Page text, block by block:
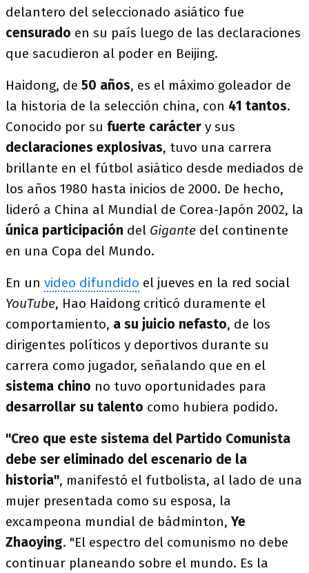
delantero del seleccionado asiático fue
censurado en su país luego de las declaraciones
que sacudieron al poder en Beijing.
Haidong, de 50 años, es el máximo goleador de
la historia de la selección china, con 41 tantos.
Conocido por su fuerte carácter y sus
declaraciones explosivas, tuvo una carrera
brillante en el fútbol asiático desde mediados de
los años 1980 hasta inicios de 2000. De hecho,
lideró a China al Mundial de Corea-Japón 2002, la
única participación del Gigante del continente
en una Copa del Mundo.
En un video difundido el jueves en la red social
YouTube, Hao Haidong criticó duramente el
comportamiento, a su juicio nefasto, de los
dirigentes políticos y deportivos durante su
carrera como jugador, señalando que en el
sistema chino no tuvo oportunidades para
desarrollar su talento como hubiera podido.
"Creo que este sistema del Partido Comunista
debe ser eliminado del escenario de la
historia", manifestó el futbolista, al lado de una
mujer presentada como su esposa, la
excampeona mundial de bádminton, Ye
Zhaoying. "El espectro del comunismo no debe
continuar planeando sobre el mundo. Es la